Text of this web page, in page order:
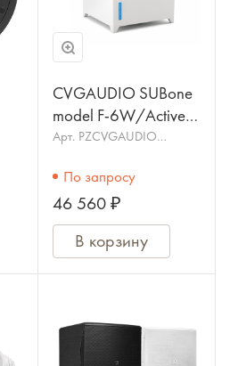
CVGAUDIO SUBone
model F-6W/Active
Напольный активный
80W(RMS)/160W(max),
цвет белый
Арт. PZCVGAUDIO
6W/Active
По запросу
46 560 ₽
В корзину